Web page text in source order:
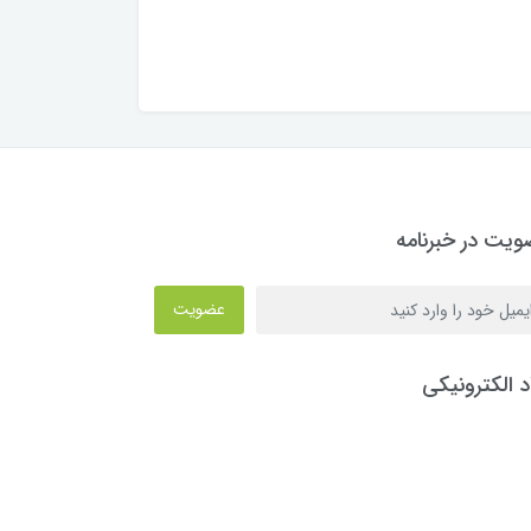
در خبرنامه
عضویت
الکترونیکی